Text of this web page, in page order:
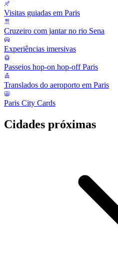
Visitas guiadas em Paris
Cruzeiro com jantar no rio Sena
Experiências imersivas
Passeios hop-on hop-off Paris
Translados do aeroporto em Paris
Paris City Cards
Cidades próximas